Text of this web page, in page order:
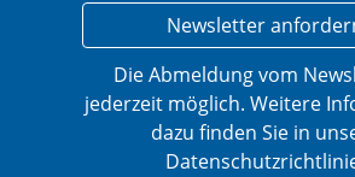
Newsletter
Die Abmeldung vom
jederzeit möglich. Weitere
dazu finden Sie in